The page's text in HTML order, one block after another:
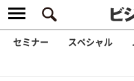
セミナー スペシャル